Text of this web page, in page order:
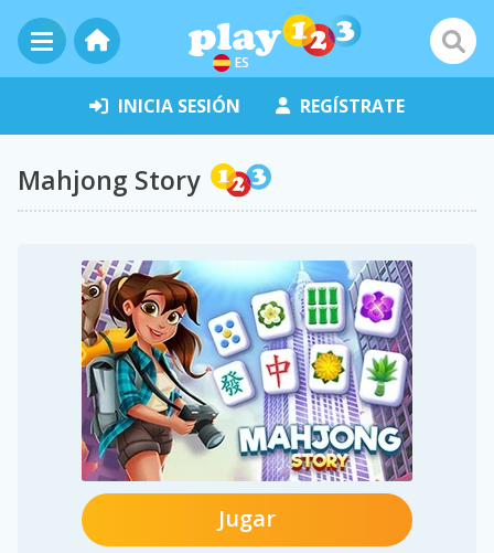
ES
INICIA SESIÓN REGÍSTRATE
Mahjong Story
Jugar